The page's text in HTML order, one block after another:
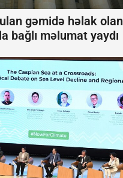
gəmidə həlak olan
bağlı məlumat yaydı